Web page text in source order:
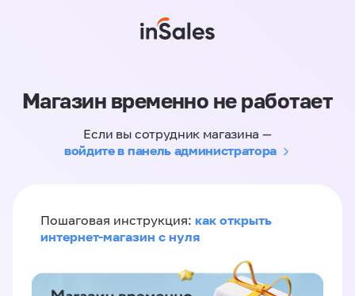
Магазин временно не работает
Если вы сотрудник магазина —
войдите в панель администратора
Пошаговая инструкция: как открыть
интернет-магазин с нуля